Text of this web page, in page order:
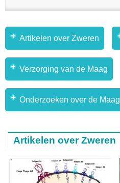
Artikelen over Zweren
Verzorging van de Maag
Onderzoeken over de Maag
Artikelen over Zweren